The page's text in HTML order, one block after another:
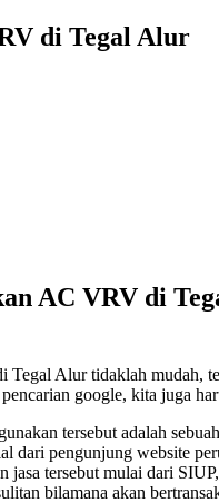
di Tegal Alur
AC VRV di
Alur tidaklah mudah,
google, kita juga
tersebut adalah
dari pengunjung website
jasa tersebut mulai dari
bilamana akan